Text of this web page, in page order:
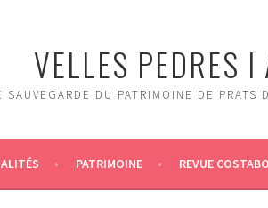
VELLES PEDRES I
SAUVEGARDE DU PATRIMOINE DE PRATS
PATRIMOINE REVUE